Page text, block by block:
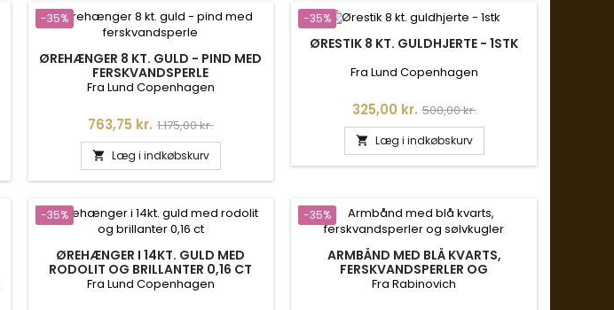
-35%
ØREHÆNGER 8 KT. GULD - PIND MED
FERSKVANDSPERLE
Fra Lund Copenhagen
Pris
763,75 kr. Normalpris
1.175,00 kr.
 Læg i indkøbskurv
-35%
ØRESTIK 8 KT. GULDHJERTE - 1STK
Fra Lund Copenhagen
Pris
325,00 kr. Normalpris
500,00 kr.
 Læg i indkøbskurv
-35%
ØREHÆNGER I 14KT. GULD MED
RODOLIT OG BRILLANTER 0,16 CT
Fra Lund Copenhagen
-35%
ARMBÅND MED BLÅ KVARTS,
FERSKVANDSPERLER OG
SØLVKUGLER
Fra Rabinovich